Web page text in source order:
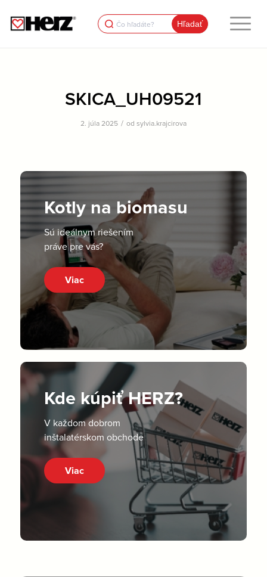
Search
for:
SKICA_UH09521
2. júla 2025 / od sylvia.krajcirova
Kotly na biomasu
Sú ideálnym riešením
práve pre vás?
Viac
Kde kúpiť HERZ?
V každom dobrom
inštalatérskom obchode
Viac